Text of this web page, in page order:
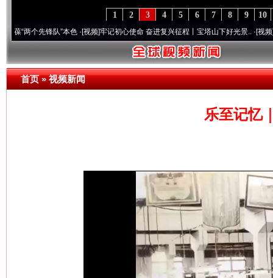
10
9
8
7
6
5
4
3
2
1
先锋队”本色·[视频]牢记初心使命 奋进复兴征程丨宝塔山下好光景..·[视频]因党而生
首页»视频新闻
乐至记忆